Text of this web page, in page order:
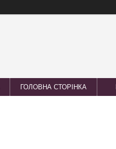
ГОЛОВНА СТОРІНКА